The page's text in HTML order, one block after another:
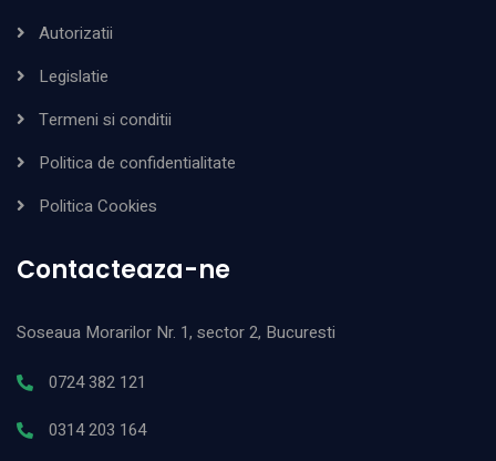
Autorizatii
Legislatie
Termeni si conditii
Politica de confidentialitate
Politica Cookies
Contacteaza-ne
Soseaua Morarilor Nr. 1, sector 2, Bucuresti
0724 382 121
0314 203 164